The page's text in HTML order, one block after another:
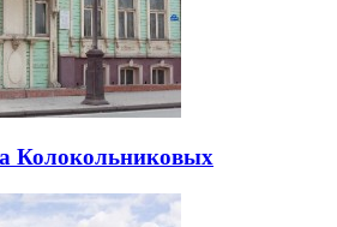
Колокольниковых